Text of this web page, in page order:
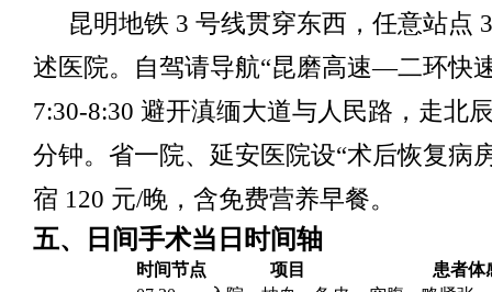
昆明地铁 3 号线贯穿东西，任意站点
述医院。自驾请导航“昆磨高速—二环快
7:30-8:30 避开滇缅大道与人民路，走北
分钟。省一院、延安医院设“术后恢复病
宿 120 元/晚，含免费营养早餐。
五、日间手术当日时间轴
时间节点 项目
患者体